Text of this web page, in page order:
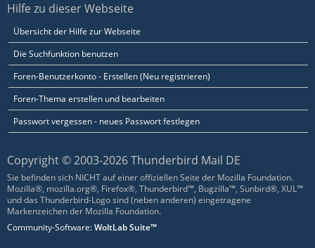
Hilfe zu dieser Webseite
Übersicht der Hilfe zur Webseite
Die Suchfunktion benutzen
Foren-Benutzerkonto - Erstellen (Neu registrieren)
Foren-Thema erstellen und bearbeiten
Passwort vergessen - neues Passwort festlegen
Copyright © 2003-2026 Thunderbird Mail DE
Sie befinden sich NICHT auf einer offiziellen Seite der Mozilla Foundation.
Mozilla®, mozilla.org®, Firefox®, Thunderbird™, Bugzilla™, Sunbird®, XUL™
und das Thunderbird-Logo sind (neben anderen) eingetragene
Markenzeichen der Mozilla Foundation.
Community-Software:WoltLab Suite™